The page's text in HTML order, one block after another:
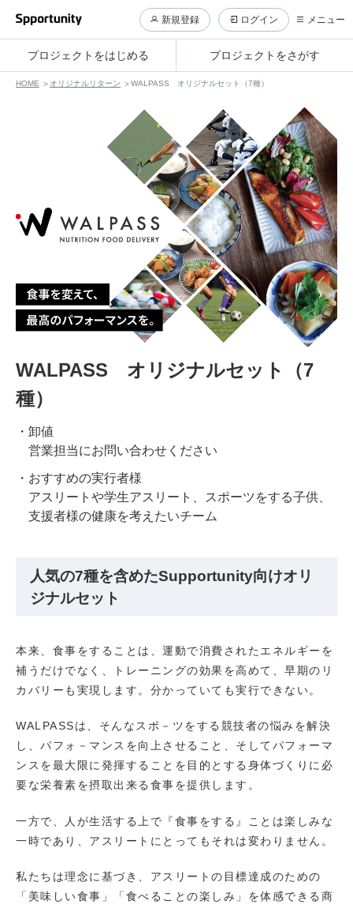
新規登録 ログイン メニュー
プロジェクトをはじめる プロジェクトをさがす
HOME オリジナルリターン WALPASS オリジナルセット（7種）
WALPASS オリジナルセット（7
種）
卸値
営業担当にお問い合わせください
おすすめの実行者様
アスリートや学生アスリート、スポーツをする子供、
支援者様の健康を考えたいチーム
人気の7種を含めたSupportunity向けオリ
ジナルセット
本来、食事をすることは、運動で消費されたエネルギーを
補うだけでなく、トレーニングの効果を高めて、早期のリ
カバリーも実現します。分かっていても実行できない。
WALPASSは、そんなスポ－ツをする競技者の悩みを解決
し、パフォ－マンスを向上させること、そしてパフォーマ
ンスを最大限に発揮することを目的とする身体づくりに必
要な栄養素を摂取出来る食事を提供します。
一方で、人が生活する上で『食事をする』ことは楽しみな
一時であり、アスリートにとってもそれは変わりません。
私たちは理念に基づき、アスリートの目標達成のための
「美味しい食事」「食べることの楽しみ」を体感できる商